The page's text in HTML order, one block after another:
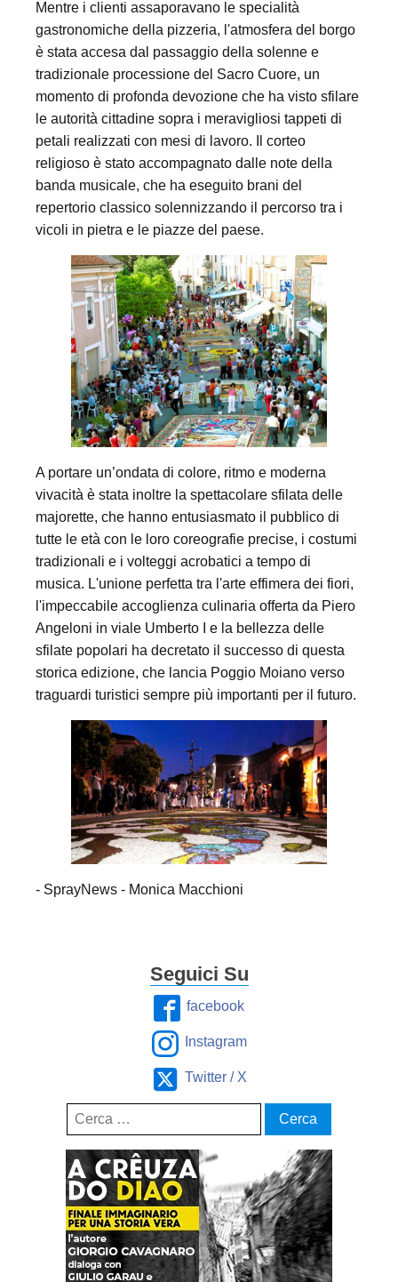
Mentre i clienti assaporavano le specialità
gastronomiche della pizzeria, l'atmosfera del borgo
è stata accesa dal passaggio della solenne e
tradizionale processione del Sacro Cuore, un
momento di profonda devozione che ha visto sfilare
le autorità cittadine sopra i meravigliosi tappeti di
petali realizzati con mesi di lavoro. Il corteo
religioso è stato accompagnato dalle note della
banda musicale, che ha eseguito brani del
repertorio classico solennizzando il percorso tra i
vicoli in pietra e le piazze del paese.
A portare un’ondata di colore, ritmo e moderna
vivacità è stata inoltre la spettacolare sfilata delle
majorette, che hanno entusiasmato il pubblico di
tutte le età con le loro coreografie precise, i costumi
tradizionali e i volteggi acrobatici a tempo di
musica. L'unione perfetta tra l'arte effimera dei fiori,
l'impeccabile accoglienza culinaria offerta da Piero
Angeloni in viale Umberto I e la bellezza delle
sfilate popolari ha decretato il successo di questa
storica edizione, che lancia Poggio Moiano verso
traguardi turistici sempre più importanti per il futuro.
- SprayNews - Monica Macchioni
Seguici Su
facebook
Instagram
Twitter / X
Ricerca
per: